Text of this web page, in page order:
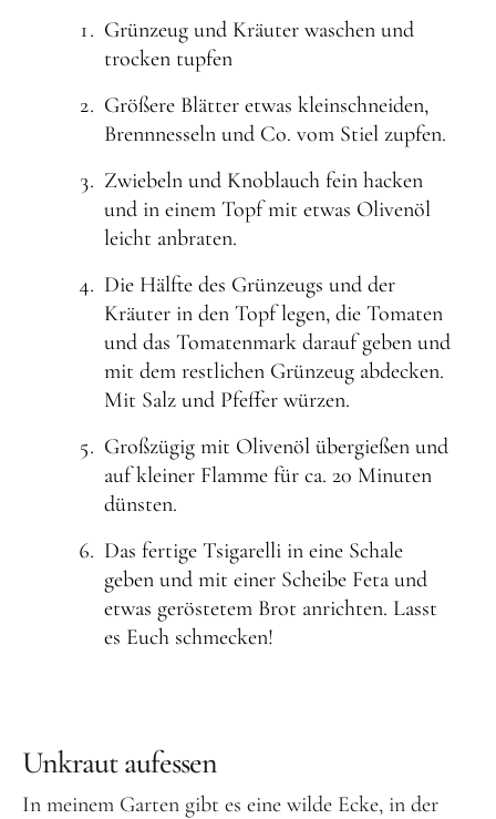
Grünzeug und Kräuter waschen und
trocken tupfen
Größere Blätter etwas kleinschneiden,
Brennnesseln und Co. vom Stiel zupfen.
Zwiebeln und Knoblauch fein hacken
und in einem Topf mit etwas Olivenöl
leicht anbraten.
Die Hälfte des Grünzeugs und der
Kräuter in den Topf legen, die Tomaten
und das Tomatenmark darauf geben und
mit dem restlichen Grünzeug abdecken.
Mit Salz und Pfeffer würzen.
Großzügig mit Olivenöl übergießen und
auf kleiner Flamme für ca. 20 Minuten
dünsten.
Das fertige Tsigarelli in eine Schale
geben und mit einer Scheibe Feta und
etwas geröstetem Brot anrichten. Lasst
es Euch schmecken!
Unkraut aufessen
In meinem Garten gibt es eine wilde Ecke, in der